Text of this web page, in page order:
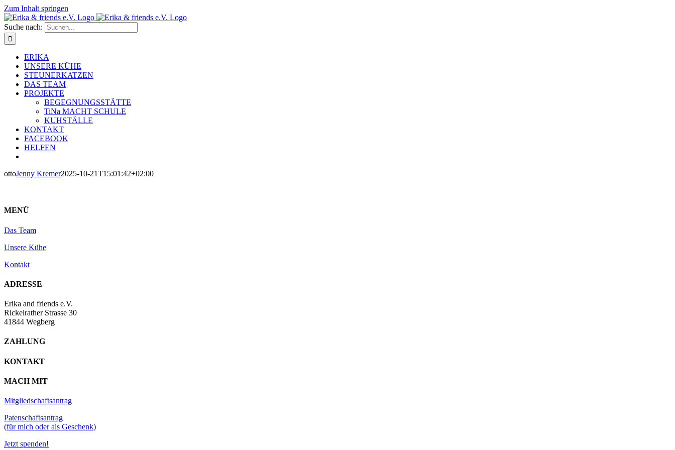
Zum Inhalt springen
Suche nach:
ERIKA
UNSERE KÜHE
STEUNERKATZEN
DAS TEAM
PROJEKTE
BEGEGNUNGSSTÄTTE
TiNa MACHT SCHULE
KUHSTÄLLE
KONTAKT
FACEBOOK
HELFEN
ottoJenny Kremer2025-10-21T15:01:42+02:00
MENÜ
Das Team
Unsere Kühe
Kontakt
ADRESSE
Erika and friends e.V.
Rickelrather Strasse 30
41844 Wegberg
ZAHLUNG
KONTAKT
MACH MIT
Mitgliedschaftsantrag
Patenschaftsantrag
(für mich oder als Geschenk)
Jetzt spenden!